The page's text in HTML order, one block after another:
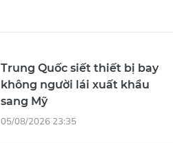
Trung Quốc siết thiết bị bay
không người lái xuất khẩu
sang Mỹ
05/08/2026 23:35